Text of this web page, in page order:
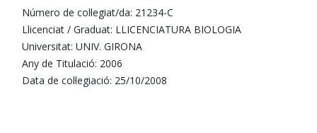
Número de col·legiat/da: 21234-C
Llicenciat / Graduat: LLICENCIATURA BIOLOGIA
Universitat: UNIV. GIRONA
Any de Titulació: 2006
Data de col·legiació: 25/10/2008